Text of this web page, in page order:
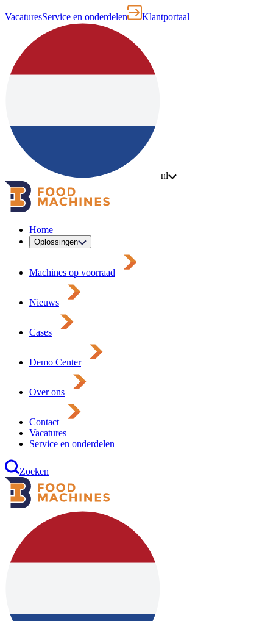
VacaturesService en onderdelen Klantportaal
nl
Home
Oplossingen
Machines op voorraad
Nieuws
Cases
Demo Center
Over ons
Contact
Vacatures
Service en onderdelen
Zoeken